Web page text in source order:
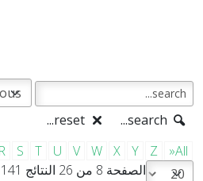
R S T U V W X Y Z
»All
الصفحة 8 من 26 النتائج 141 - 160 من 503